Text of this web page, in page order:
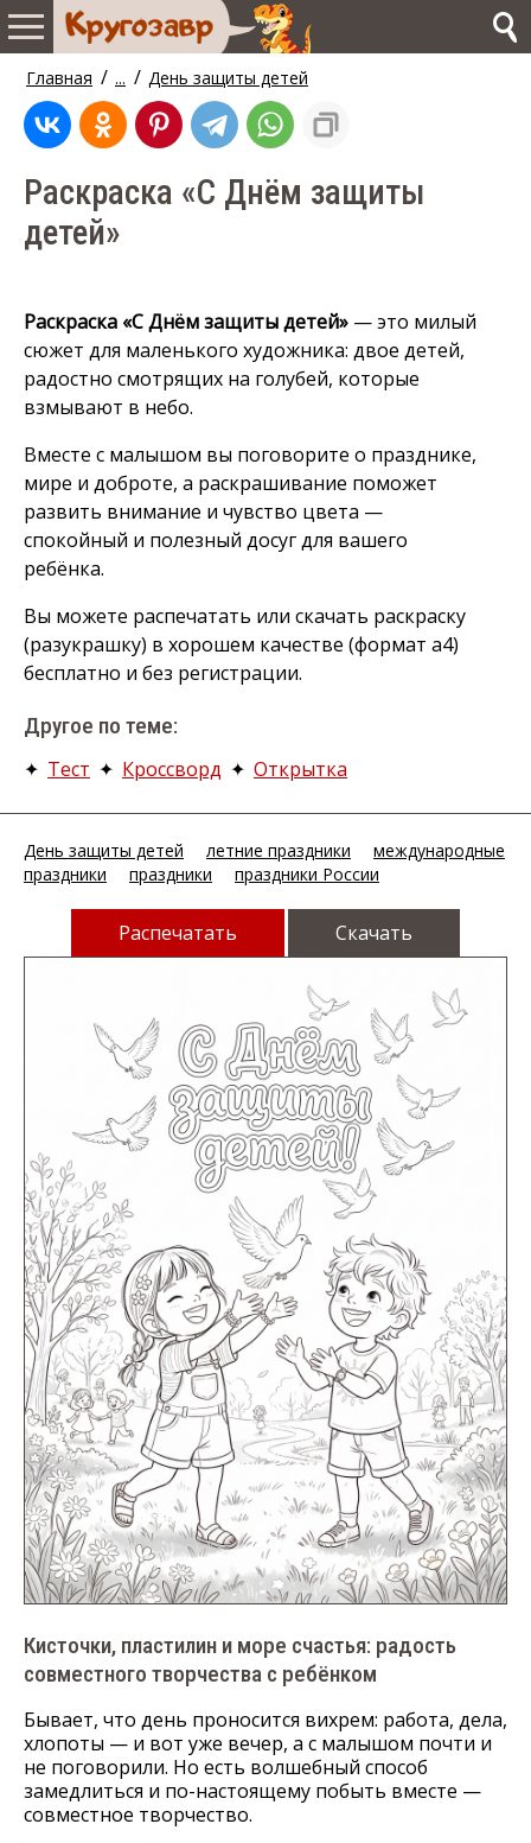
Главная / ... / День защиты детей
Раскраска «С Днём защиты
детей»
Раскраска «С Днём защиты детей» — это милый
сюжет для маленького художника: двое детей,
радостно смотрящих на голубей, которые
взмывают в небо.
Вместе с малышом вы поговорите о празднике,
мире и доброте, а раскрашивание поможет
развить внимание и чувство цвета —
спокойный и полезный досуг для вашего
ребёнка.
Вы можете распечатать или скачать раскраску
(разукрашку) в хорошем качестве (формат а4)
бесплатно и без регистрации.
Другое по теме:
✦ Тест ✦ Кроссворд ✦ Открытка
День защиты детей летние праздники
международные
праздники
праздники праздники России
Распечатать Скачать
Кисточки, пластилин и море счастья: радость
совместного творчества с ребёнком
Бывает, что день проносится вихрем: работа, дела,
хлопоты — и вот уже вечер, а с малышом почти и
не поговорили. Но есть волшебный способ
замедлиться и по-настоящему побыть вместе —
совместное творчество.